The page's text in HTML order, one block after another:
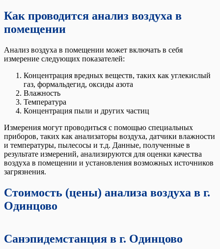
Как проводится анализ воздуха в
помещении
Анализ воздуха в помещении может включать в себя
измерение следующих показателей:
Концентрация вредных веществ, таких как углекислый
газ, формальдегид, оксиды азота
Влажность
Температура
Концентрация пыли и других частиц
Измерения могут проводиться с помощью специальных
приборов, таких как анализаторы воздуха, датчики влажности
и температуры, пылесосы и т.д. Данные, полученные в
результате измерений, анализируются для оценки качества
воздуха в помещении и установления возможных источников
загрязнения.
Стоимость (цены) анализа воздуха в г.
Одинцово
Санэпидемстанция в г. Одинцово